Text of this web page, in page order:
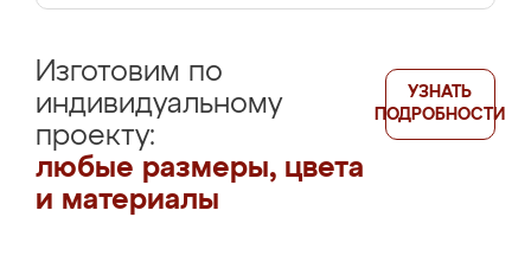
Изготовим по
индивидуальному
проекту:
любые размеры, цвета
и материалы
УЗНАТЬ
ПОДРОБНОСТИ